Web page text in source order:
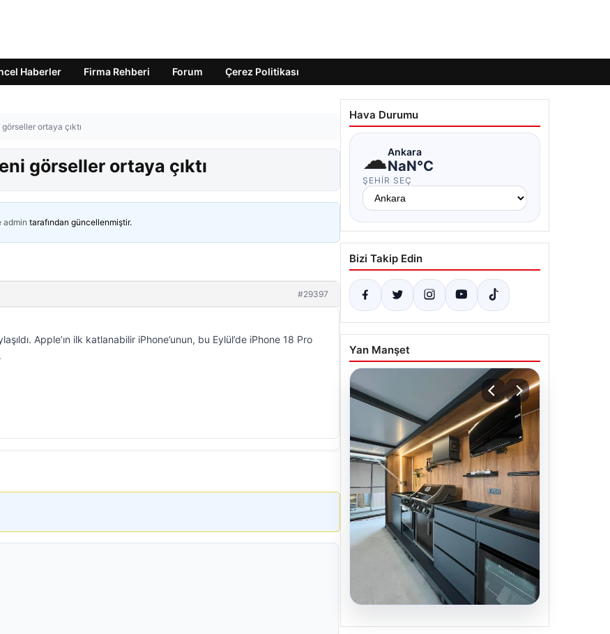
Haberler Firma Rehberi Forum Çerez Politikası
ortaya çıktı
görseller ortaya çıktı
admin tarafından güncellenmiştir.
#29397
Apple’ın ilk katlanabilir iPhone’unun, bu Eylül’de iPhone 18 Pro
Hava Durumu
☁Ankara
NaN°C
ŞEHIR SEÇ
Bizi Takip Edin
Yan Manşet